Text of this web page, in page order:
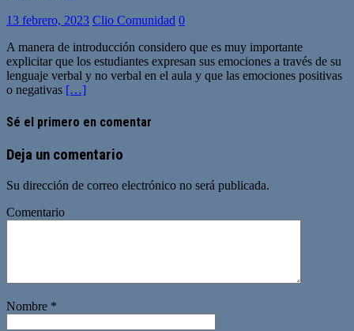
13 febrero, 2023 Clio Comunidad 0
A manera de introducción considero que es muy importante
explicitar que los estudiantes expresan sus emociones a través de su
lenguaje verbal y no verbal en el aula y que las emociones positivas
o negativas […]
Sé el primero en comentar
Deja un comentario
Su dirección de correo electrónico no será publicada.
Comentario
Nombre *